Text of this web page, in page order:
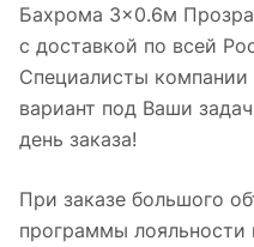
Бахрома 3×0.6м
с доставкой по всей
Специалисты компании
вариант под Ваши
день заказа!
При заказе большого
программы лояльности